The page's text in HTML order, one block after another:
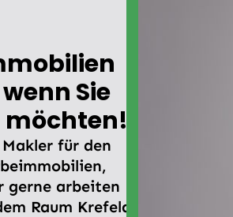
Sie
möchten!
für den
gerne arbeiten
Raum Krefeld